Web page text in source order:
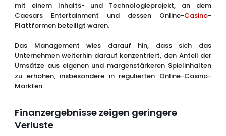
mit einem Inhalts- und Technologieprojekt, an dem
Caesars Entertainment und dessen Online-Casino-
Plattformen beteiligt waren.
Das Management wies darauf hin, dass sich das
Unternehmen weiterhin darauf konzentriert, den Anteil der
Umsätze aus eigenen und margenstärkeren Spielinhalten
zu erhöhen, insbesondere in regulierten Online-Casino-
Märkten.
Finanzergebnisse zeigen geringere
Verluste